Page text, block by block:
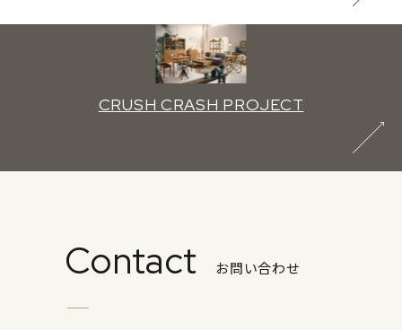
CRUSH CRASH PROJECT
Contact お問い合わせ